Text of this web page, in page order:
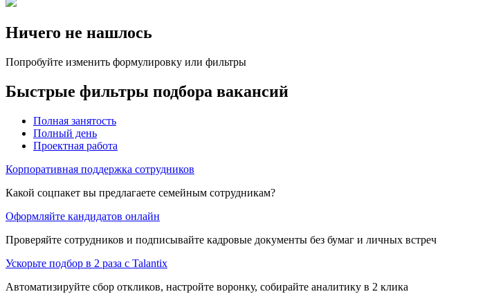
Ничего не нашлось
Попробуйте изменить формулировку или фильтры
Быстрые фильтры подбора вакансий
Полная занятость
Полный день
Проектная работа
Корпоративная поддержка сотрудников
Какой соцпакет вы предлагаете семейным сотрудникам?
Оформляйте кандидатов онлайн
Проверяйте сотрудников и подписывайте кадровые документы без бумаг и личных встреч
Ускорьте подбор в 2 раза с Talantix
Автоматизируйте сбор откликов, настройте воронку, собирайте аналитику в 2 клика